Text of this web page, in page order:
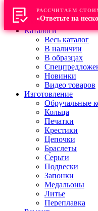
Главная
Акции
Каталоги
Весь каталог
В наличии
В образцах
Новинки
Видео товаров
Изготовление
Обручальные
Кольца
Печатки
Крестики
Цепочки
Браслеты
Серьги
Подвески
Запонки
Медальоны
Литье
Переплавка
РАССЧИТАЕМ
«Ответьте на